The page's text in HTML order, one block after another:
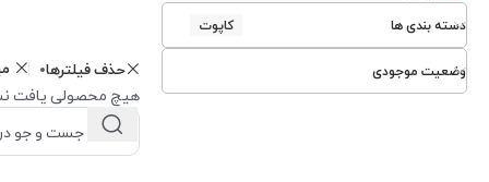
دسته بندی ها کاپوت
وضعیت موجودی حذف فیلترها
هیچ محصولی یافت